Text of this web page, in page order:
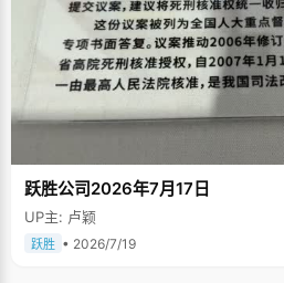
跃胜公司2026年7月17日
UP主: 卢颖
跃胜 • 2026/7/19